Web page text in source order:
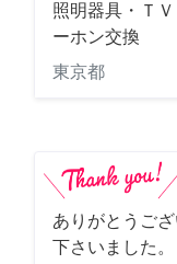
照明器具・Ｔ
ーホン交換
東京都
ありがとうご
下さいました。